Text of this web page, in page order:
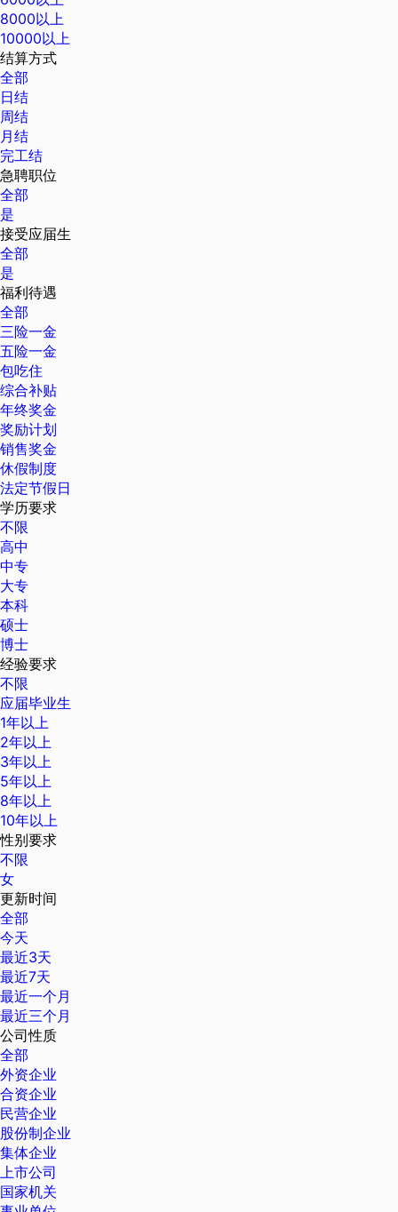
8000以上
10000以上
结算方式
全部
日结
周结
月结
完工结
急聘职位
全部
是
接受应届生
全部
是
福利待遇
全部
三险一金
五险一金
包吃住
综合补贴
年终奖金
奖励计划
销售奖金
休假制度
法定节假日
学历要求
不限
高中
中专
大专
本科
硕士
博士
经验要求
不限
应届毕业生
1年以上
2年以上
3年以上
5年以上
8年以上
10年以上
性别要求
不限
女
更新时间
全部
今天
最近3天
最近7天
最近一个月
最近三个月
公司性质
全部
外资企业
合资企业
民营企业
股份制企业
集体企业
上市公司
国家机关